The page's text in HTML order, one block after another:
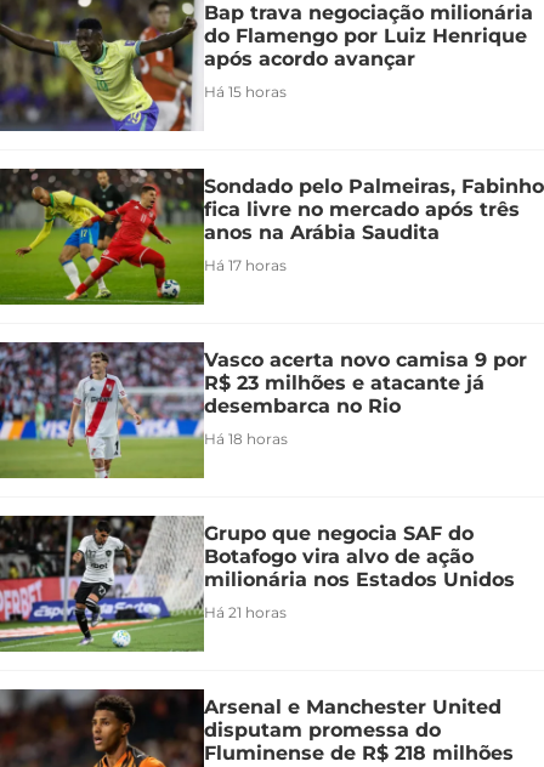
Bap trava negociação milionária
do Flamengo por Luiz Henrique
após acordo avançar
Há 15 horas
Sondado pelo Palmeiras, Fabinho
fica livre no mercado após três
anos na Arábia Saudita
Há 17 horas
Vasco acerta novo camisa 9 por
R$ 23 milhões e atacante já
desembarca no Rio
Há 18 horas
Grupo que negocia SAF do
Botafogo vira alvo de ação
milionária nos Estados Unidos
Há 21 horas
Arsenal e Manchester United
disputam promessa do
Fluminense de R$ 218 milhões